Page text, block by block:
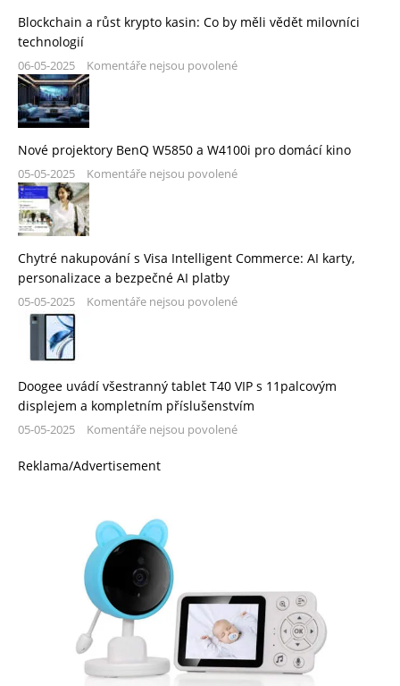
Blockchain a růst krypto kasin: Co by měli vědět milovníci
technologií
06-05-2025 Komentáře nejsou povolené
Nové projektory BenQ W5850 a W4100i pro domácí kino
05-05-2025 Komentáře nejsou povolené
Chytré nakupování s Visa Intelligent Commerce: AI karty,
personalizace a bezpečné AI platby
05-05-2025 Komentáře nejsou povolené
Doogee uvádí všestranný tablet T40 VIP s 11palcovým
displejem a kompletním příslušenstvím
05-05-2025 Komentáře nejsou povolené
Reklama/Advertisement